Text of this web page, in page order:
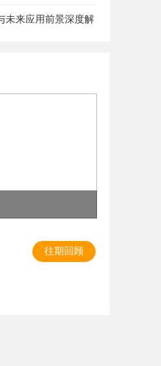
未来应用前景深度解
往期回顾